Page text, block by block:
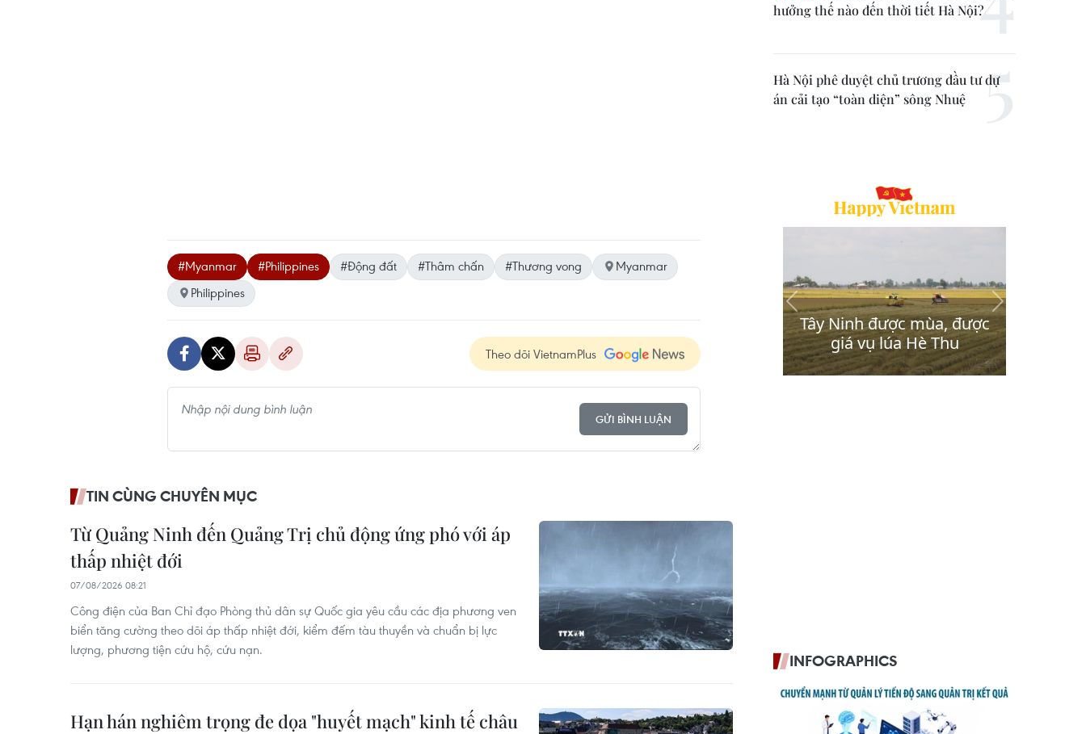
#Myanmar #Philippines #Động đất #Thâm chấn #Thương vong
Myanmar
Philippines
Theo dõi VietnamPlus
GỬI BÌNH LUẬN
TIN CÙNG CHUYÊN MỤC
Từ Quảng Ninh đến Quảng Trị chủ động ứng phó với áp
thấp nhiệt đới
07/08/2026 08:21
Công điện của Ban Chỉ đạo Phòng thủ dân sự Quốc gia yêu cầu các địa phương ven
biển tăng cường theo dõi áp thấp nhiệt đới, kiểm đếm tàu thuyền và chuẩn bị lực
lượng, phương tiện cứu hộ, cứu nạn.
Hạn hán nghiêm trọng đe dọa "huyết mạch" kinh tế châu
hưởng thế nào đến thời tiết Hà Nội?
Hà Nội phê duyệt chủ trương đầu tư dự
án cải tạo “toàn diện” sông Nhuệ
INFOGRAPHICS